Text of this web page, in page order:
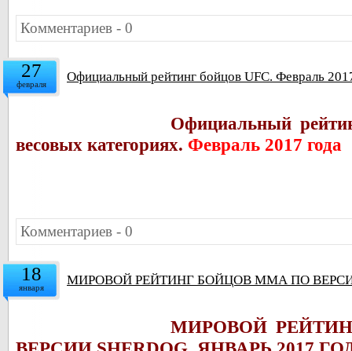
Комментариев - 0
27
февраля Официальный рейтинг бойцов UFC. Февраль
Официальный
весовых категориях. Февраль 2017 года
Комментариев - 0
18
января МИРОВОЙ РЕЙТИНГ БОЙЦОВ ММА ПО ВЕРСИИ
МИРОВОЙ